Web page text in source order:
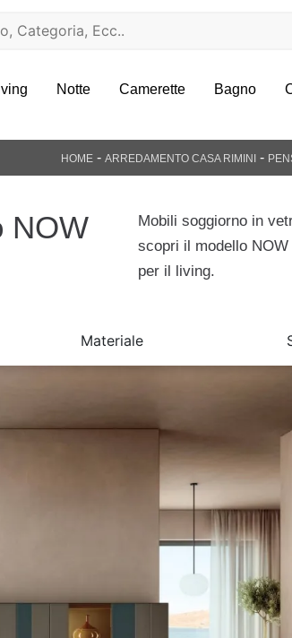
Notte Camerette Bagno
HOME - ARREDAMENTO CASA RIMINI -
NOW
Mobili soggiorno in
scopri il modello
per il living.
Materiale